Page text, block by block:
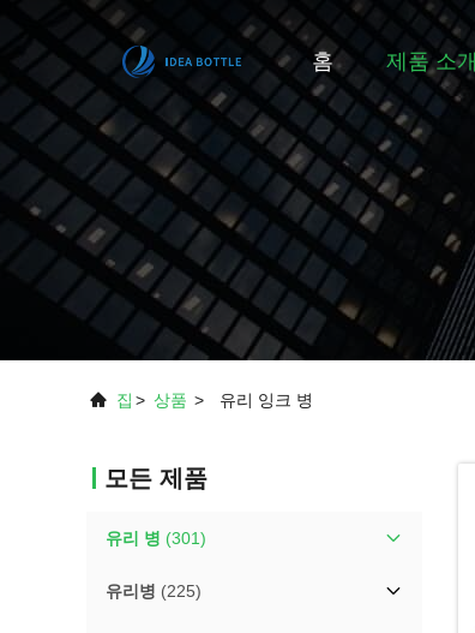
홈 제품 소개
집 > 상품 > 유리 잉크 병
모든 제품
유리 병 (301)
유리병 (225)